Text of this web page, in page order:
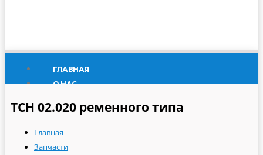
ГЛАВНАЯ
О НАС
ТСН 02.020 ременного типа
Главная
Запчасти